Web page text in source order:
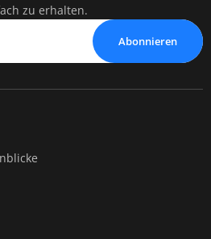
zu erhalten.
Abonnieren